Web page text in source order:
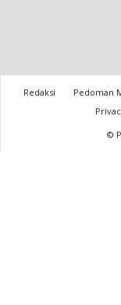
Redaksi Pedoman
©